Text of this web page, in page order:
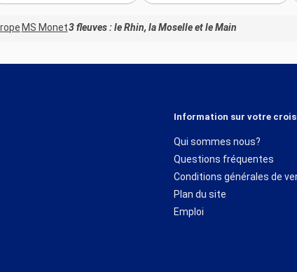
MS Monet3 fleuves : le Rhin, la Moselle et le Main
Information sur votre
Qui sommes nous?
Questions fréquentes
Conditions générales de
Plan du site
Emploi